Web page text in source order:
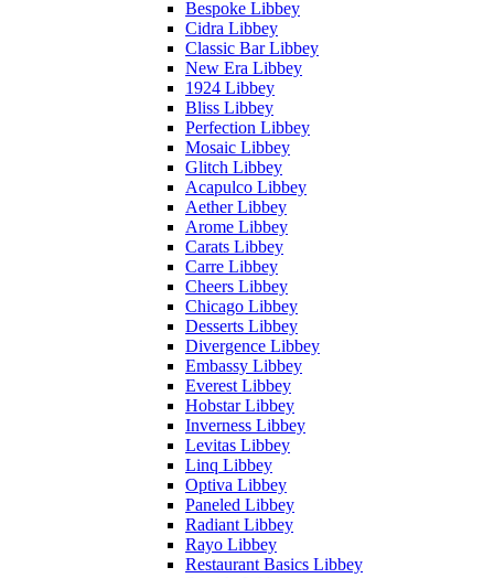
Bespoke Libbey
Cidra Libbey
Classic Bar Libbey
New Era Libbey
1924 Libbey
Bliss Libbey
Perfection Libbey
Mosaic Libbey
Glitch Libbey
Acapulco Libbey
Aether Libbey
Arome Libbey
Carats Libbey
Carre Libbey
Cheers Libbey
Chicago Libbey
Desserts Libbey
Divergence Libbey
Embassy Libbey
Everest Libbey
Hobstar Libbey
Inverness Libbey
Levitas Libbey
Linq Libbey
Optiva Libbey
Paneled Libbey
Radiant Libbey
Rayo Libbey
Restaurant Basics Libbey